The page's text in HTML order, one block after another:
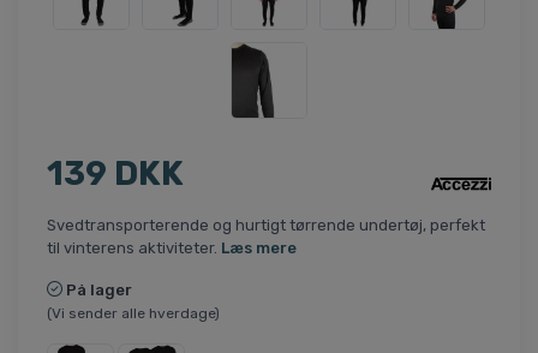
139 DKK
Svedtransporterende og hurtigt tørrende undertøj, perfekt
til vinterens aktiviteter. Læs mere
På lager
(Vi sender alle hverdage)